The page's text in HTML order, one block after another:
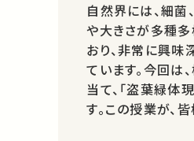
自然界には、細菌
や大きさが多種
おり、非常に興
ています。今回は
当て、「盗葉緑体
す。この授業が、